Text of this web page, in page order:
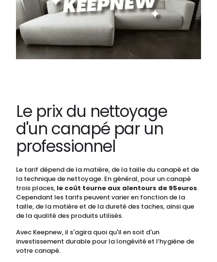
Le prix du nettoyage
d'un canapé par un
professionnel
Le tarif dépend de la matière, de la taille du canapé et de
la technique de nettoyage. En général, pour un canapé
trois places, le coût tourne aux alentours de 95euros.
Cependant les tarifs peuvent varier en fonction de la
taille, de la matière et de la dureté des taches, ainsi que
de la qualité des produits utilisés.
Avec Keepnew, il s'agira quoi qu'il en soit d'un
investissement durable pour la longévité et l’hygiène de
votre canapé.